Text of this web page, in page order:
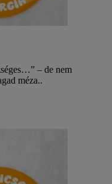
– de nem
méza..